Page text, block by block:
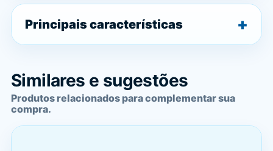
Principais características
Similares e sugestões
Produtos relacionados para complementar sua
compra.